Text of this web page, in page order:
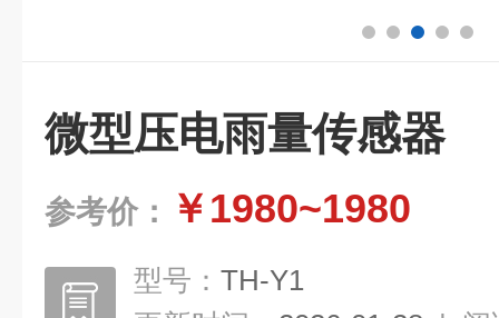
微型压电雨量传感器
参考价： ￥1980~1980
型号： TH-Y1